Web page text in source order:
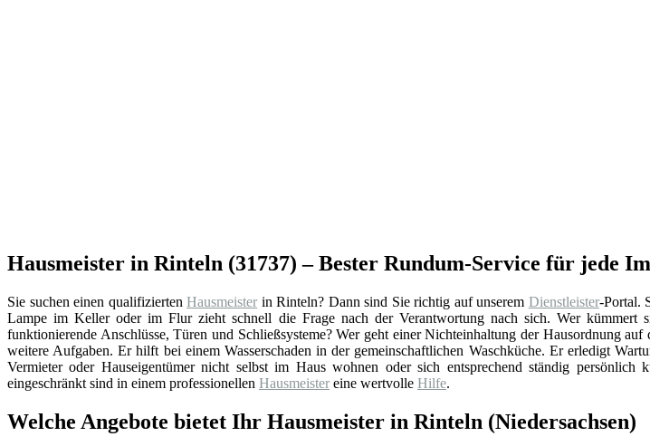
Hausmeister in Rinteln (31737) – Bester Rundum-Service für jede
Sie suchen einen qualifiziertenHausmeister in Rinteln? Dann sind Sie richtig auf unserem Dienstleister-Portal.
Lampe im Keller oder im Flur zieht schnell die Frage nach der Verantwortung nach sich. Wer kümmert
funktionierende Anschlüsse, Türen und Schließsysteme? Wer geht einer Nichteinhaltung der Hausordnung
weitere Aufgaben. Er hilft bei einem Wasserschaden in der gemeinschaftlichen Waschküche. Er erledigt
Vermieter oder Hauseigentümer nicht selbst im Haus wohnen oder sich entsprechend ständig
eingeschränkt sind in einem professionellen Hausmeister eine wertvolle Hilfe.
Welche Angebote bietet Ihr Hausmeister in Rinteln (Niedersachsen)